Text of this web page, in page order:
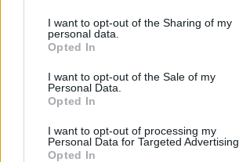
not limited to your visit or usage behaviour.
grant or deny consent to Google and its
use your data for below specified purposes
consent section.
I want to opt-out of the Sharing of my
personal data.
Opted In
I want to opt-out of the Sale of my
Personal Data.
Opted In
I want to opt-out of processing my
Personal Data for Targeted Advertising.
Opted In
ενημερωθείτε πρώτοι για όλη την
τελευταία νέατης ημέρας
Πιο δημοφιλή